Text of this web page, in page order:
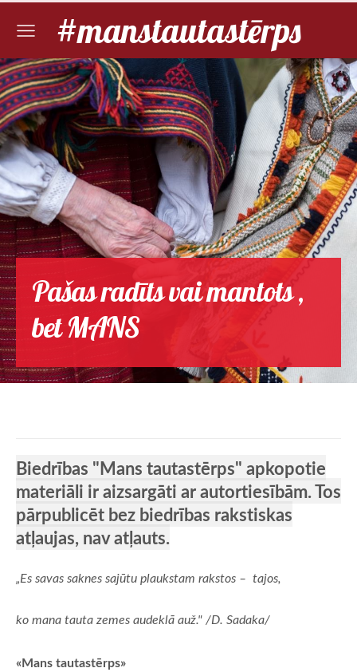
#manstautastērps
Pašas radīts vai mantots ,
bet MANS
Biedrības "Mans tautastērps" apkopotie
materiāli ir aizsargāti ar autortiesībām. Tos
pārpublicēt bez biedrības rakstiskas
atļaujas, nav atļauts.
„Es savas saknes sajūtu plaukstam rakstos – tajos,
ko mana tauta zemes audeklā auž." /D. Sadaka/
«Mans tautastērps»